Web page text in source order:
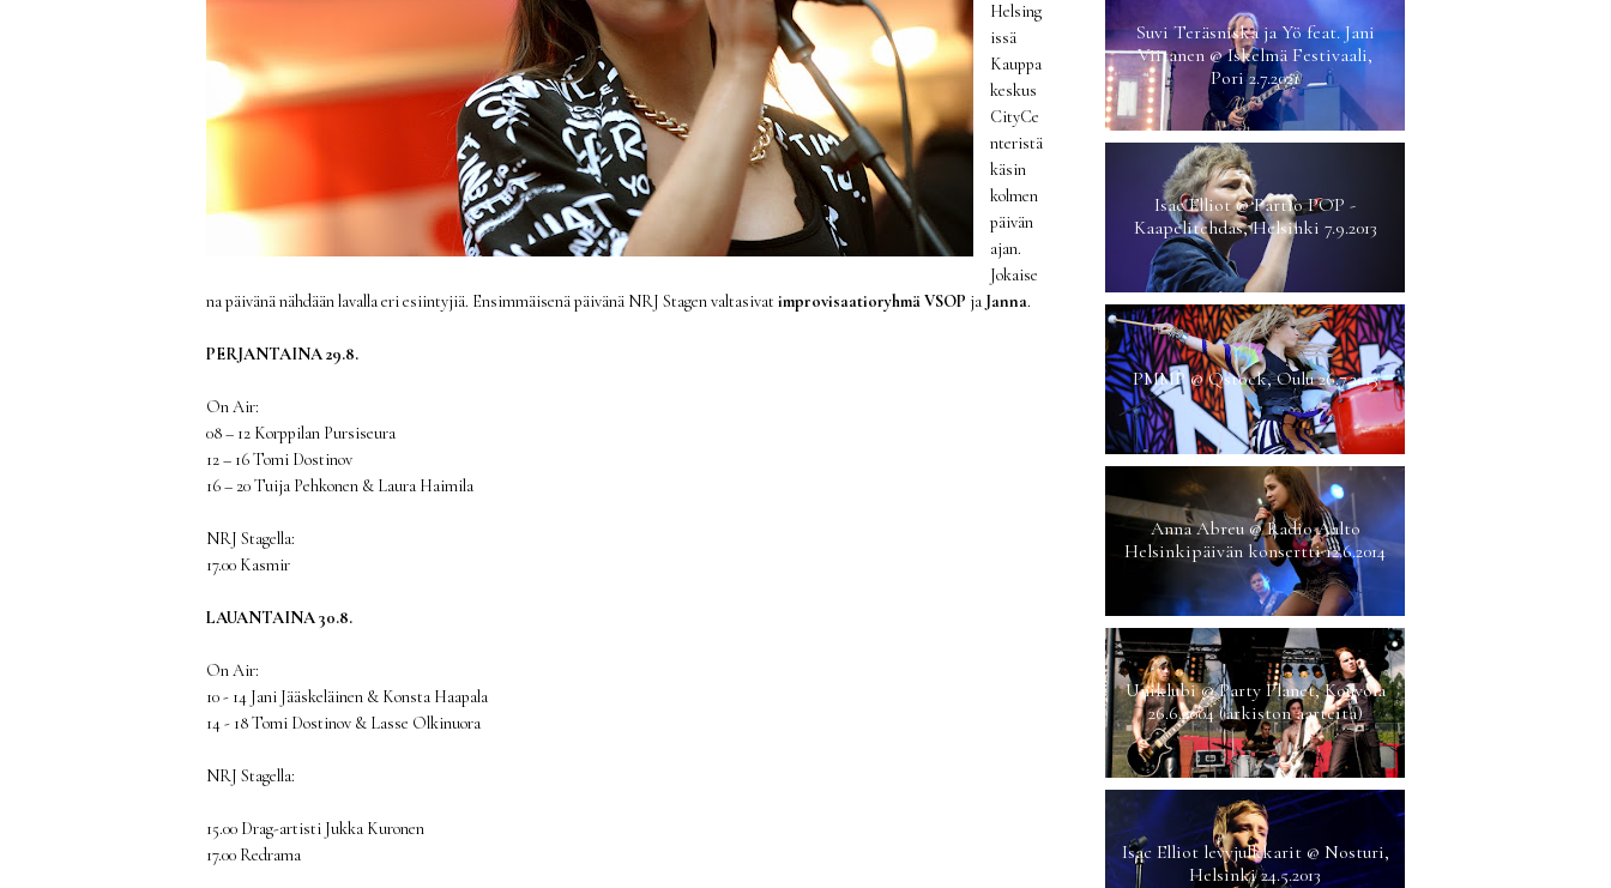
Helsing
issä
Kauppa
keskus
CityCe
nteristä
käsin
kolmen
päivän
ajan.
Jokaise
na päivänä nähdään lavalla eri esiintyjiä. Ensimmäisenä päivänä NRJ Stagen valtasivat improvisaatioryhmä VSOP ja Janna.
PERJANTAINA 29.8.
On Air:
08 – 12 Korppilan Pursiseura
12 – 16 Tomi Dostinov
16 – 20 Tuija Pehkonen & Laura Haimila
NRJ Stagella:
17.00 Kasmir
LAUANTAINA 30.8.
On Air:
10 - 14 Jani Jääskeläinen & Konsta Haapala
14 - 18 Tomi Dostinov & Lasse Olkinuora
NRJ Stagella:
15.00 Drag-artisti Jukka Kuronen
17.00 Redrama
Suvi Teräsniska ja Yö feat. Jani
Viitanen @ Iskelmä Festivaali,
Pori 2.7.2021
Isac Elliot @ Partio POP -
Kaapelitehdas, Helsinki 7.9.2013
PMMP @ Qstock, Oulu 26.7.2013
Anna Abreu @ Radio Aalto
Helsinkipäivän konsertti 12.6.2014
Uniklubi @ Party Planet, Kouvola
26.6.2004 (arkiston aarteita)
Isac Elliot levyjulkkarit @ Nosturi,
Helsinki 24.5.2013